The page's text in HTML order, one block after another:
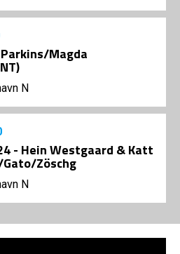
Magda
N
- Hein Westgaard & Katt
Zöschg
N